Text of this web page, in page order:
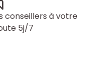
conseillers à votre
5j/7